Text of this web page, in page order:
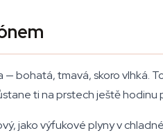
bohatá, tmavá, skoro vlhká.
ti na prstech ještě hodinu
jako výfukové plyny v